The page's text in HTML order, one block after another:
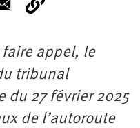
faire appel, le
tribunal
du 27 février 2025
de l’autoroute